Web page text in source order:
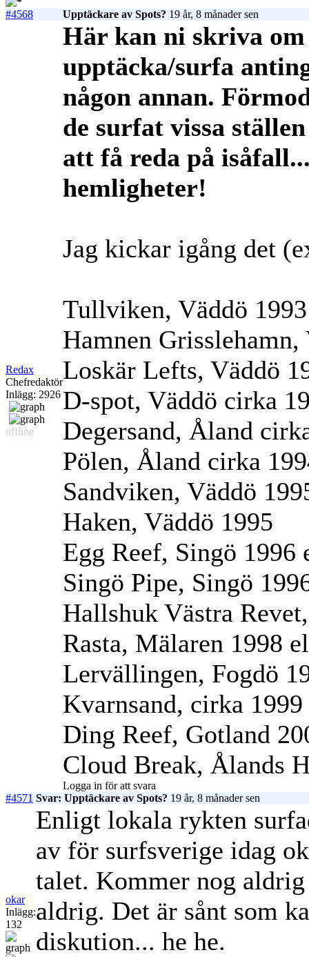
#4568 Upptäckare av Spots? 19 år, 8 månader sen
Redax
Chefredaktör
Inlägg: 2926
offline
Här kan ni skriva
upptäcka/surfa
någon annan.
de surfat vissa
att få reda på
hemligheter!
Jag kickar igång det
Tullviken, Väddö 1993
Hamnen Grisslehamn,
Loskär Lefts, Väddö
D-spot, Väddö cirka
Degersand, Åland
Pölen, Åland cirka
Sandviken, Väddö
Haken, Väddö 1995
Egg Reef, Singö 1996
Singö Pipe, Singö
Hallshuk Västra
Rasta, Mälaren 1998
Lervällingen, Fogdö
Kvarnsand, cirka 1999
Ding Reef, Gotland
Cloud Break, Ålands
Logga in för att svara
#4571 Svar: Upptäckare av Spots? 19 år, 8 månader sen
okar
Inlägg:
132
Enligt lokala rykten
av för surfsverige idag
talet. Kommer nog
aldrig. Det är sånt som
diskution... he he.